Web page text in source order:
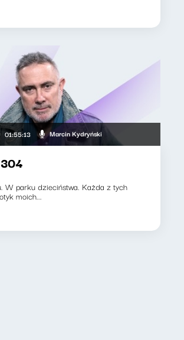
01:55:13 Marcin Kydryński
W parku dzieciństwa. Każda z tych
moich...